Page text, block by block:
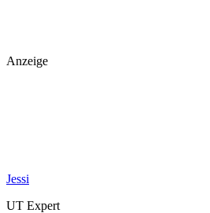
Anzeige
Jessi
UT Expert